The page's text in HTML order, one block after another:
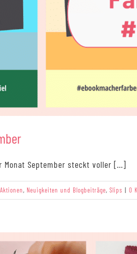
September steckt voller [...]
, Neuigkeiten und Blogbeiträge, Slips | 0